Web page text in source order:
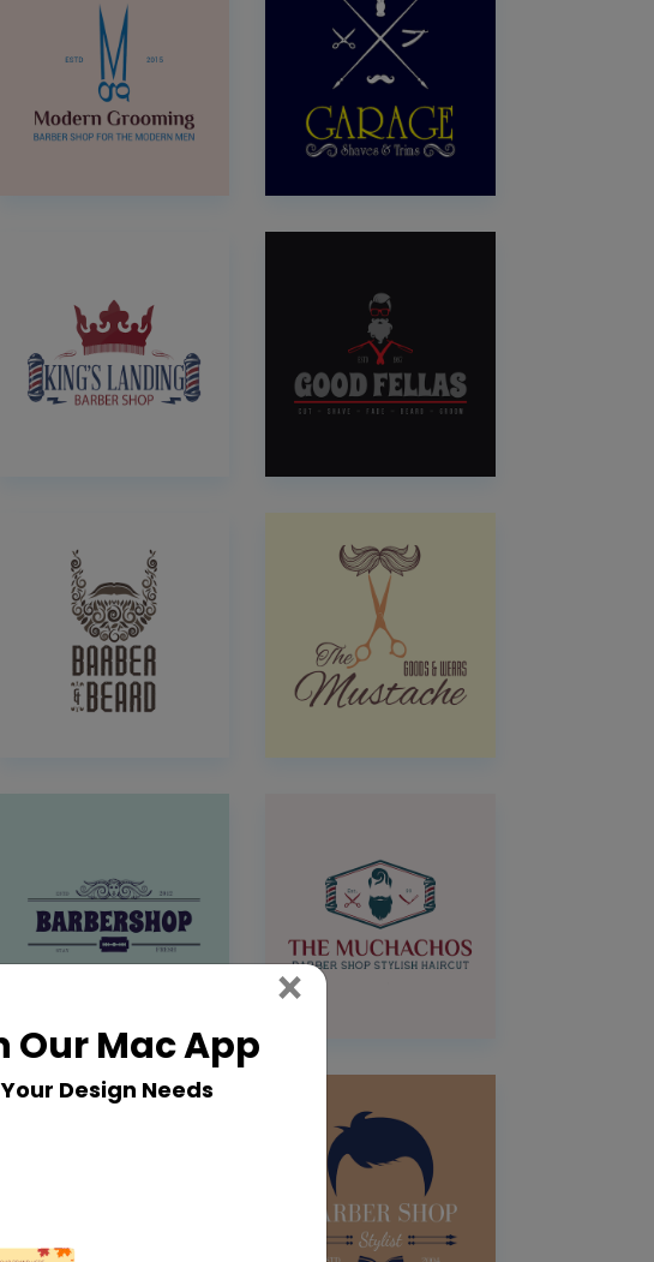
Mac App
Design Needs
× Close